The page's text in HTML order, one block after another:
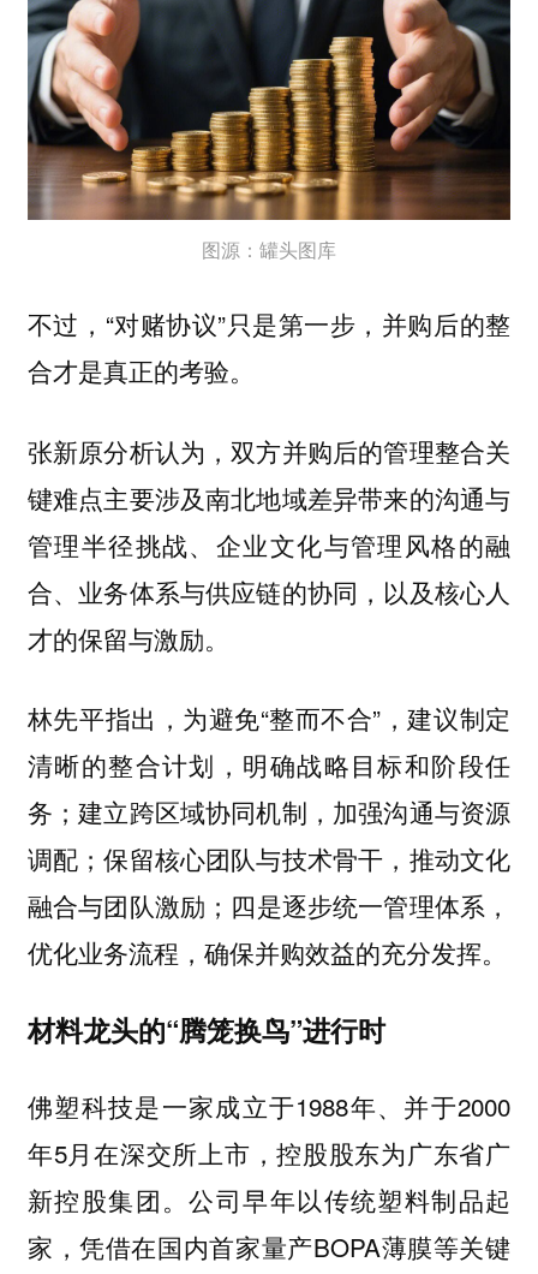
图源：罐头图库
不过，“对赌协议”只是第一步，并购后的整
合才是真正的考验。
张新原分析认为，双方并购后的管理整合关
键难点主要涉及南北地域差异带来的沟通与
管理半径挑战、企业文化与管理风格的融
合、业务体系与供应链的协同，以及核心人
才的保留与激励。
林先平指出，为避免“整而不合”，建议制定
清晰的整合计划，明确战略目标和阶段任
务；建立跨区域协同机制，加强沟通与资源
调配；保留核心团队与技术骨干，推动文化
融合与团队激励；四是逐步统一管理体系，
优化业务流程，确保并购效益的充分发挥。
材料龙头的“腾笼换鸟”进行时
佛塑科技是一家成立于1988年、并于2000
年5月在深交所上市，控股股东为广东省广
新控股集团。公司早年以传统塑料制品起
家，凭借在国内首家量产BOPA薄膜等关键